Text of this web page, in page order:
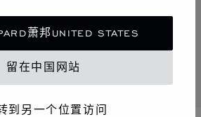
萧邦UNITED STATES
留在中国网站
到另一个位置访问
联系我们